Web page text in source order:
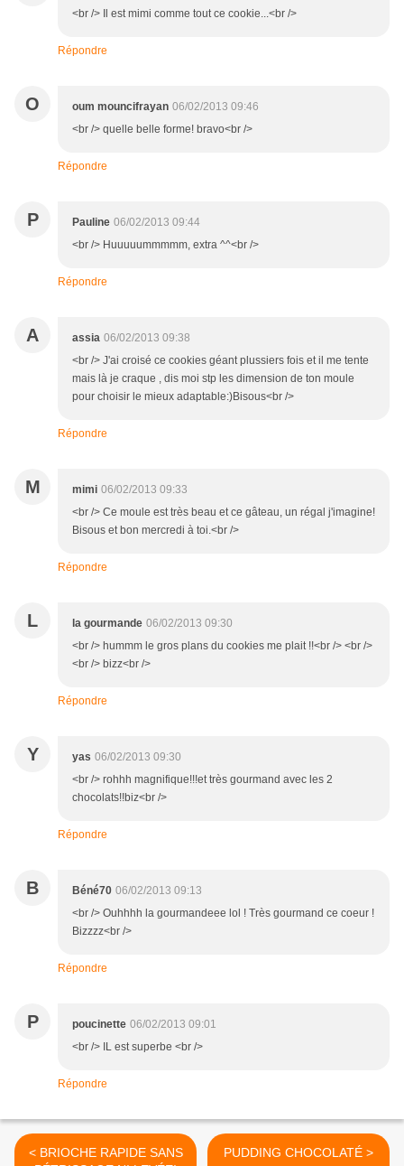
<br /> Il est mimi comme tout ce cookie...<br />
Répondre
O oum mouncifrayan 06/02/2013 09:46
<br /> quelle belle forme! bravo<br />
Répondre
P Pauline 06/02/2013 09:44
<br /> Huuuuummmmm, extra ^^<br />
Répondre
A assia 06/02/2013 09:38
<br /> J'ai croisé ce cookies géant plussiers fois et il me tente
mais là je craque , dis moi stp les dimension de ton moule
pour choisir le mieux adaptable:)Bisous<br />
Répondre
M mimi 06/02/2013 09:33
<br /> Ce moule est très beau et ce gâteau, un régal j'imagine!
Bisous et bon mercredi à toi.<br />
Répondre
L la gourmande 06/02/2013 09:30
<br /> hummm le gros plans du cookies me plait !!<br /> <br />
<br /> bizz<br />
Répondre
Y yas 06/02/2013 09:30
<br /> rohhh magnifique!!!et très gourmand avec les 2
chocolats!!biz<br />
Répondre
B Béné70 06/02/2013 09:13
<br /> Ouhhhh la gourmandeee lol ! Très gourmand ce coeur !
Bizzzz<br />
Répondre
P poucinette 06/02/2013 09:01
<br /> IL est superbe <br />
Répondre
< BRIOCHE RAPIDE SANS
PUDDING CHOCOLATÉ >